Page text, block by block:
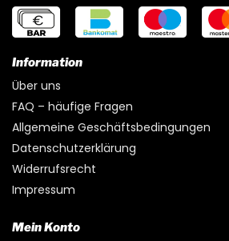
Information
Über uns
FAQ – häufige Fragen
Allgemeine Geschäftsbedingungen
Datenschutzerklärung
Widerrufsrecht
Impressum
Mein Konto